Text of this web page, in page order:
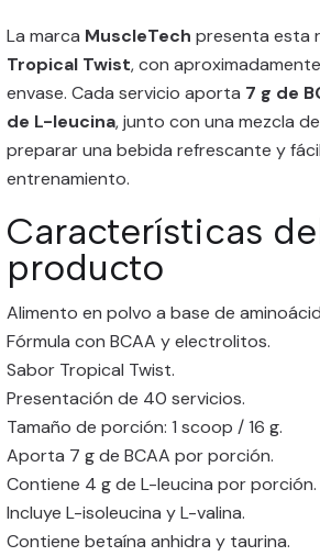
La marca MuscleTech presenta esta
Tropical Twist, con aproximadamente
envase. Cada servicio aporta 7 g de
de L-leucina, junto con una mezcla
preparar una bebida refrescante y
entrenamiento.
Características
producto
Alimento en polvo a base de
Fórmula con BCAA y electrolitos.
Sabor Tropical Twist.
Presentación de 40 servicios.
Tamaño de porción: 1 scoop / 16 g.
Aporta 7 g de BCAA por porción.
Contiene 4 g de L-leucina por porción.
Incluye L-isoleucina y L-valina.
Contiene betaína anhidra y taurina.